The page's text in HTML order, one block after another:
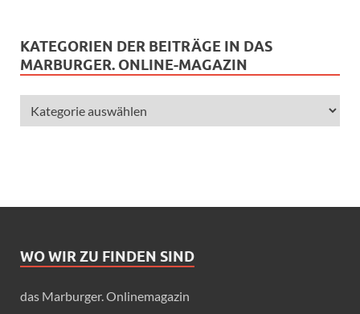
KATEGORIEN DER BEITRÄGE IN DAS
MARBURGER. ONLINE-MAGAZIN
WO WIR ZU FINDEN SIND
das Marburger. Onlinemagazin